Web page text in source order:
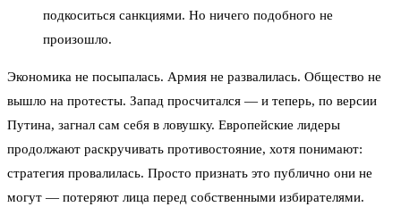
подкоситься санкциями. Но ничего подобного не
произошло.
Экономика не посыпалась. Армия не развалилась. Общество не
вышло на протесты. Запад просчитался — и теперь, по версии
Путина, загнал сам себя в ловушку. Европейские лидеры
продолжают раскручивать противостояние, хотя понимают:
стратегия провалилась. Просто признать это публично они не
могут — потеряют лица перед собственными избирателями.